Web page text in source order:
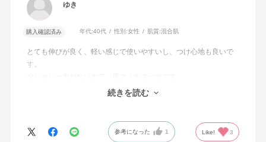
ゆき
購入確認済み 年代:40代 性別:女性 肌質:混合肌
とても伸びが良く、軽い感じで使いやすいし、つけ心地も良いで
す。
コンシーラーやパウダーファンデーションと一緒に使っていま
続きを読む
参考になった 1 Like! 3